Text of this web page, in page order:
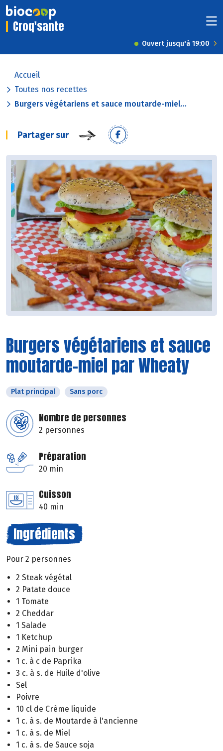
Croq'sante
Ouvert jusqu'à 19:00
Accueil
Toutes nos recettes
Burgers végétariens et sauce moutarde-miel...
Partager sur
Burgers végétariens et sauce
moutarde-miel par Wheaty
Plat principal Sans porc
Nombre de personnes
2 personnes
Préparation
20 min
Cuisson
40 min
Ingrédients
Pour 2 personnes
2 Steak végétal
2 Patate douce
1 Tomate
2 Cheddar
1 Salade
1 Ketchup
2 Mini pain burger
1 c. à c de Paprika
3 c. à s. de Huile d'olive
Sel
Poivre
10 cl de Crème liquide
1 c. à s. de Moutarde à l'ancienne
1 c. à s. de Miel
1 c. à s. de Sauce soja